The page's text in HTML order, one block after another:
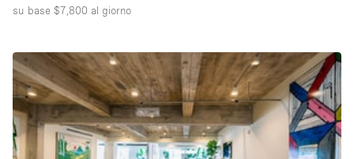
Bagno
Bar
Camere Multiple
Camerini di prova
Concierge
su base $7,800 al giorno